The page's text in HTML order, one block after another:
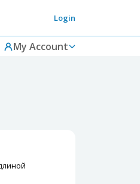
Login
My Account